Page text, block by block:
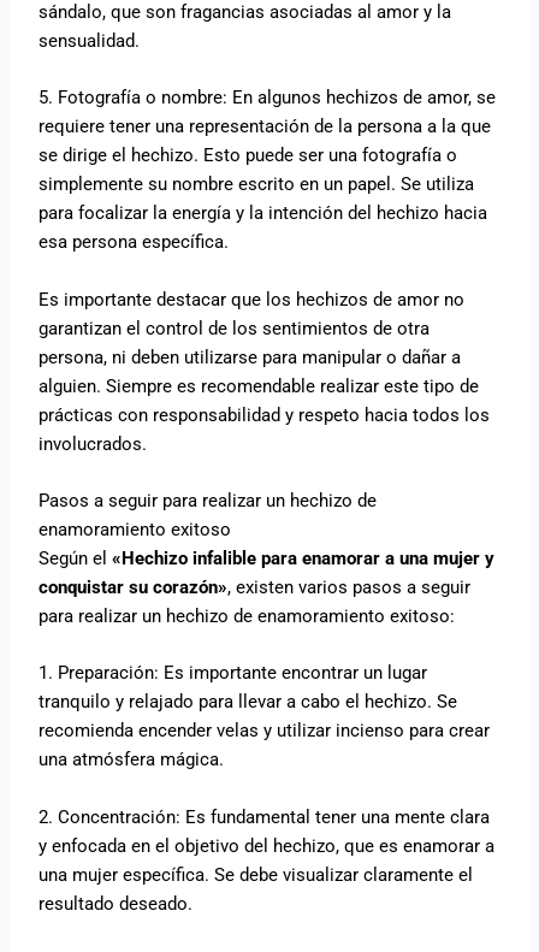
sándalo, que son fragancias asociadas al amor y la
sensualidad.
5. Fotografía o nombre: En algunos hechizos de amor, se
requiere tener una representación de la persona a la que
se dirige el hechizo. Esto puede ser una fotografía o
simplemente su nombre escrito en un papel. Se utiliza
para focalizar la energía y la intención del hechizo hacia
esa persona específica.
Es importante destacar que los hechizos de amor no
garantizan el control de los sentimientos de otra
persona, ni deben utilizarse para manipular o dañar a
alguien. Siempre es recomendable realizar este tipo de
prácticas con responsabilidad y respeto hacia todos los
involucrados.
Pasos a seguir para realizar un hechizo de
enamoramiento exitoso
Según el«Hechizo infalible para enamorar a una mujer y
conquistar su corazón», existen varios pasos a seguir
para realizar un hechizo de enamoramiento exitoso:
1. Preparación: Es importante encontrar un lugar
tranquilo y relajado para llevar a cabo el hechizo. Se
recomienda encender velas y utilizar incienso para crear
una atmósfera mágica.
2. Concentración: Es fundamental tener una mente clara
y enfocada en el objetivo del hechizo, que es enamorar a
una mujer específica. Se debe visualizar claramente el
resultado deseado.